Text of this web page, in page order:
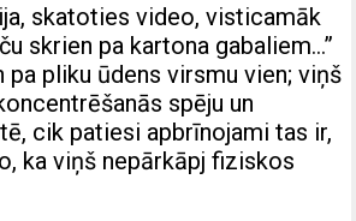
skatoties video, visticamāk
skrien pa kartona gabaliem…”
pa pliku ūdens virsmu vien; viņš
spēju un
cik patiesi apbrīnojami tas ir,
ka viņš nepārkāpj fiziskos